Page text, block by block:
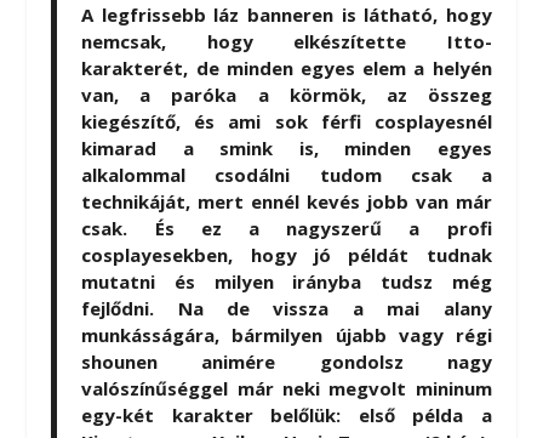
A legfrissebb láz banneren is látható, hogy
nemcsak, hogy elkészítette Itto-
karakterét, de minden egyes elem a helyén
van, a paróka a körmök, az összeg
kiegészítő, és ami sok férfi cosplayesnél
kimarad a smink is, minden egyes
alkalommal csodálni tudom csak a
technikáját, mert ennél kevés jobb van már
csak. És ez a nagyszerű a profi
cosplayesekben, hogy jó példát tudnak
mutatni és milyen irányba tudsz még
fejlődni. Na de vissza a mai alany
munkásságára, bármilyen újabb vagy régi
shounen animére gondolsz nagy
valószínűséggel már neki megvolt mininum
egy-két karakter belőlük: első példa a